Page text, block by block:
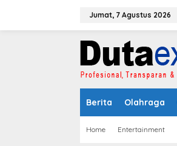
Jumat, 7 Agustus 2026
Berita Olahraga
Home Entertainment